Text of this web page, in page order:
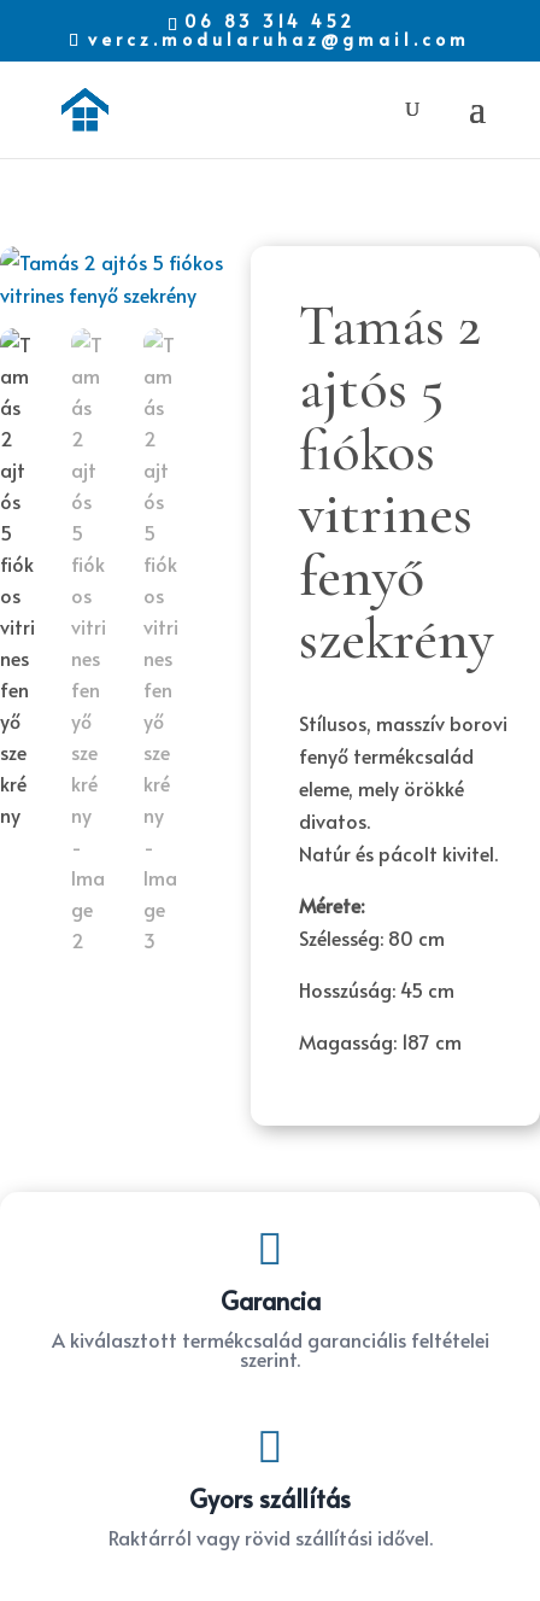
06 83 314 452
vercz.modularuhaz@gmail.com
Tamás 2
ajtós 5
fiókos
vitrines
fenyő
szekrény
Stílusos, masszív borovi
fenyő termékcsalád
eleme, mely örökké
divatos.
Natúr és pácolt kivitel.
Mérete:
Szélesség: 80 cm
Hosszúság: 45 cm
Magasság: 187 cm

Garancia
A kiválasztott termékcsalád garanciális feltételei
szerint.

Gyors szállítás
Raktárról vagy rövid szállítási idővel.